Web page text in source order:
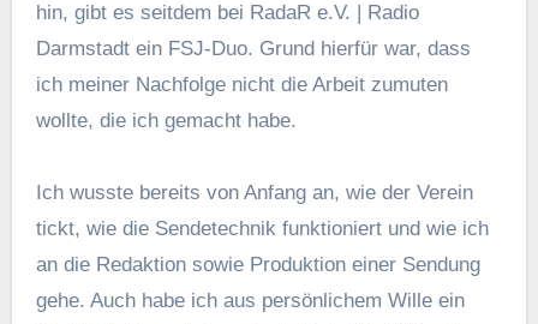
hin, gibt es seitdem bei RadaR e.V. | Radio
Darmstadt ein FSJ-Duo. Grund hierfür war, dass
ich meiner Nachfolge nicht die Arbeit zumuten
wollte, die ich gemacht habe.
Ich wusste bereits von Anfang an, wie der Verein
tickt, wie die Sendetechnik funktioniert und wie ich
an die Redaktion sowie Produktion einer Sendung
gehe. Auch habe ich aus persönlichem Wille ein